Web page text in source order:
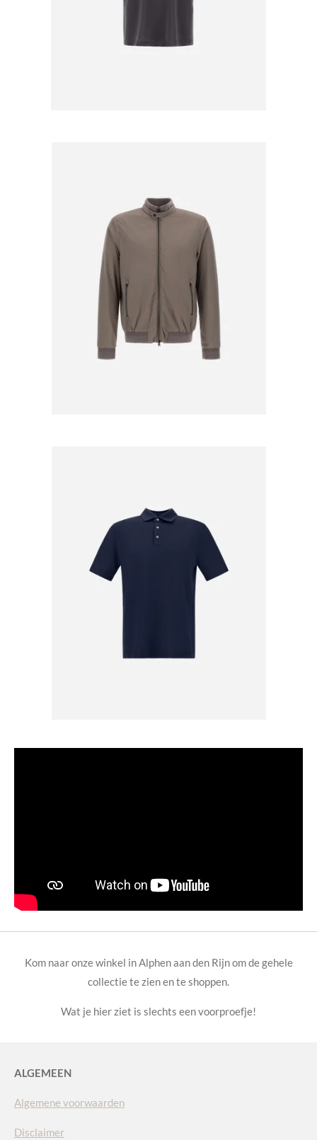
Kom naar onze winkel in Alphen aan den Rijn om de gehele
collectie te zien en te shoppen.
Wat je hier ziet is slechts een voorproefje!
ALGEMEEN
Algemene voorwaarden
Disclaimer